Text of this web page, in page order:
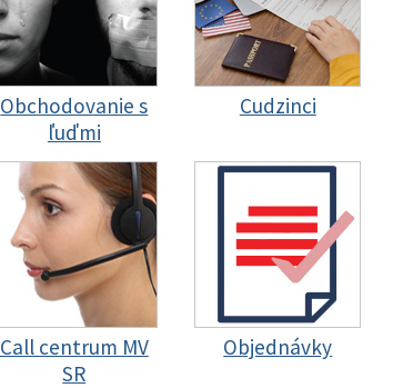
Obchodovanie s
ľuďmi
Cudzinci
Call centrum MV
SR
Objednávky